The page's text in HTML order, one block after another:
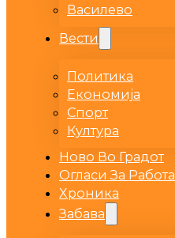
Василево
Вести
Политика
Економија
Спорт
Култура
Ново Во Градот
Огласи За Работа
Хроника
Забава